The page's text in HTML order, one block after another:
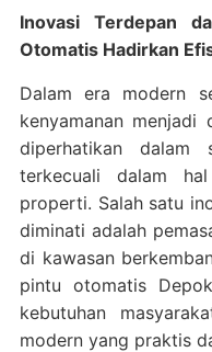
Inovasi Terdepan
Otomatis Hadirkan
Dalam era modern
kenyamanan
diperhatikan dalam
terkecuali dalam
properti. Salah satu
diminati adalah
di kawasan
pintu otomatis
kebutuhan
modern yang praktis